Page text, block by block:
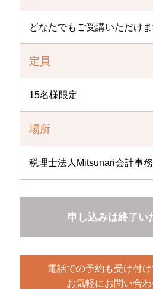
どなたでもご受講いただけ
定員
15名様限定
場所
税理士法人Mitsunari会計事
申し込みは終了い
電話での予約も受け付け
お気軽にお問い合わ